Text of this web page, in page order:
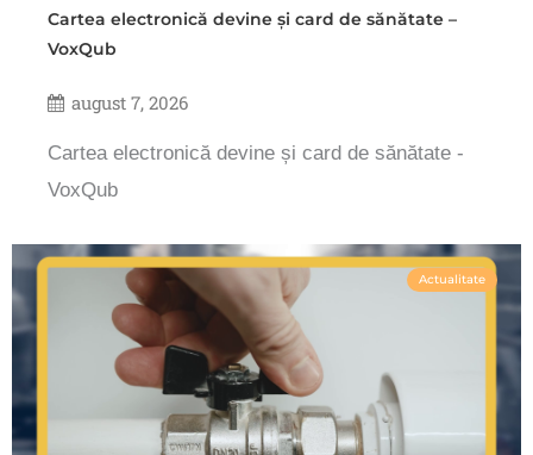
Cartea electronică devine și card de sănătate –
VoxQub
august 7, 2026
Cartea electronică devine și card de sănătate -
VoxQub
Actualitate